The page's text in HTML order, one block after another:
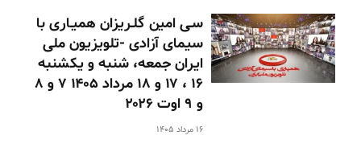
سـی امین گلـریزان همیـاری با
سیمای آزادی -تلویزیون ملی
ایران جمعه، شنبه و یکشنبه
۱۶ ، ۱۷ و ۱۸ مرداد ۱۴۰۵ ۷ و ۸
و ۹ اوت ۲۰۲۶
۱۶ مرداد ۱۴۰۵